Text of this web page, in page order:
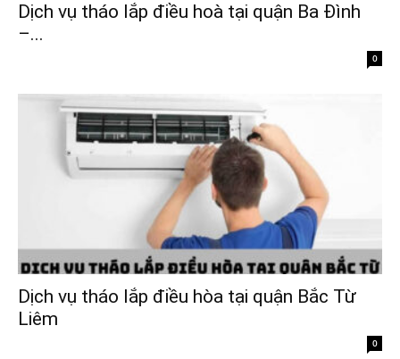
Dịch vụ tháo lắp điều hoà tại quận Ba Đình
–...
0
Dịch vụ tháo lắp điều hòa tại quận Bắc Từ
Liêm
0